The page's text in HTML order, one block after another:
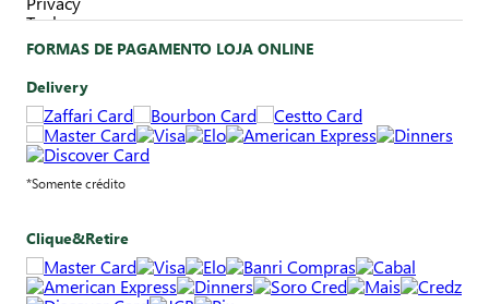
FORMAS DE PAGAMENTO LOJA ONLINE
Delivery
*Somente crédito
Clique&Retire